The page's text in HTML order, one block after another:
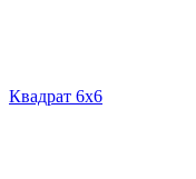
Квадрат 6х6